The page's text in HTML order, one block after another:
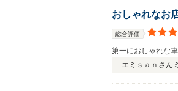
おしゃれなお
総合評価
第一におしゃれな
エミｓａｎさん